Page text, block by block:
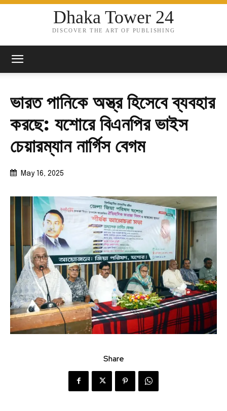
Dhaka Tower 24
DISCOVER THE ART OF PUBLISHING
ভারত পানিকে অস্ত্র হিসেবে ব্যবহার
করছে: যশোরে বিএনপির ভাইস
চেয়ারম্যান নার্গিস বেগম
May 16, 2025
Share